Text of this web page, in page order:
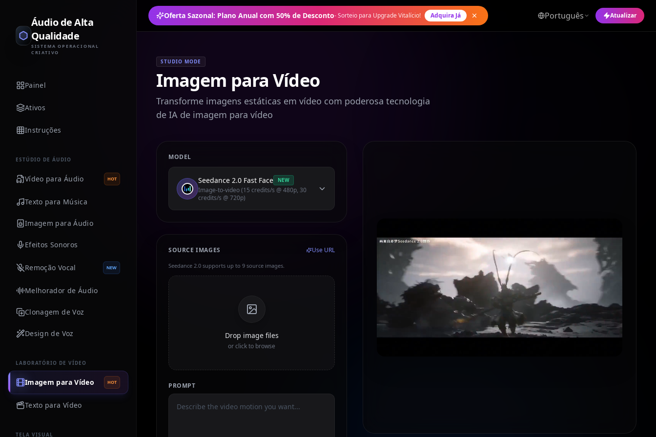
Oferta Sazonal: Plano Anual com 50% de Desconto-Sorteio para Upgrade Vitalício! Adquira Já Português Atualizar
Áudio de Alta
Qualidade
SISTEMA OPERACIONAL
CRIATIVO
Painel
Ativos
Instruções
ESTÚDIO DE ÁUDIO
Vídeo para Áudio HOT
Texto para Música
Imagem para Áudio
Efeitos Sonoros
Remoção Vocal NEW
Melhorador de Áudio
Clonagem de Voz
Design de Voz
LABORATÓRIO DE VÍDEO
Imagem para Vídeo HOT
Texto para Vídeo
TELA VISUAL
STUDIO MODE
Imagem para Vídeo
Transforme imagens estáticas em vídeo com poderosa tecnologia
de IA de imagem para vídeo
MODEL
Seedance 2.0 Fast Face NEW
Image-to-video (15 credits/s @ 480p, 30
credits/s @ 720p)
SOURCE IMAGES Use URL
Seedance 2.0 supports up to 9 source images.
Drop image files
or click to browse
PROMPT